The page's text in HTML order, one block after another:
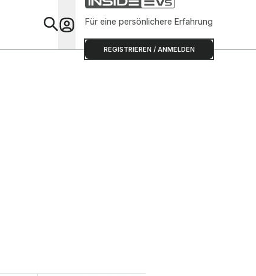
Für eine persönlichere Erfahrung
REGISTRIEREN / ANMELDEN